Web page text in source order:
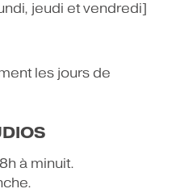
jeudi et vendredi]
les jours de
à minuit.